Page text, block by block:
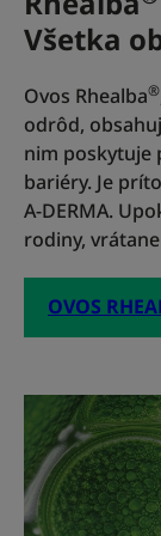
•Obnovuje
Výhody textúry
Parfumácia
¹Cielená
dňoch aplikácie
*Použitie raz
nedokonalostí.
*Používaním raz
škvŕn. Preukázaná
Všetka
Ovos Rhealba®
odrôd,
nim poskytuje
bariéry. Je
A-DERMA.
rodiny,
OVOS